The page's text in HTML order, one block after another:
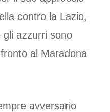
contro la Lazio,
gli azzurri sono
al Maradona
avversario